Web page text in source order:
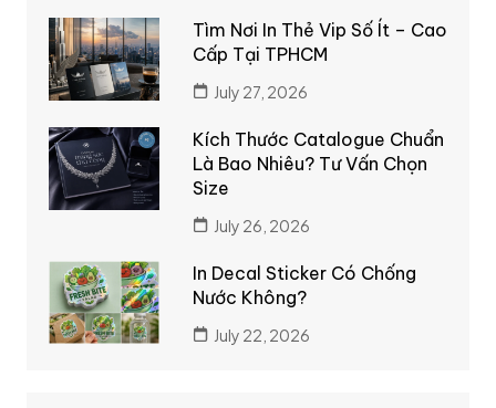
Tìm Nơi In Thẻ Vip Số Ít – Cao
Cấp Tại TPHCM
July 27, 2026
Kích Thước Catalogue Chuẩn
Là Bao Nhiêu? Tư Vấn Chọn
Size
July 26, 2026
In Decal Sticker Có Chống
Nước Không?
July 22, 2026